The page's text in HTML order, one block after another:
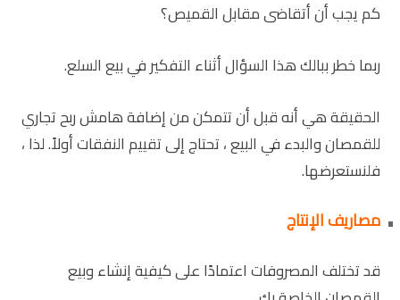
كم يجب أن أتقاضى مقابل القميص؟
ربما خطر ببالك هذا السؤال أثناء التفكير في بيع السلع.
الحقيقة هي أنه قبل أن تتمكن من إضافة هامش ربح تجاري
للقمصان والبدء في البيع ، تحتاج إلى تقييم النفقات أولاً. لذا ،
فلنستعرضها.
مصاريف الإنتاج
قد تختلف المصروفات اعتمادًا على كيفية إنشاء وبيع